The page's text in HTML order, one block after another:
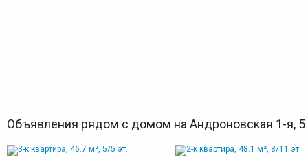
Объявления рядом с домом на Андроновская 1-я, 5